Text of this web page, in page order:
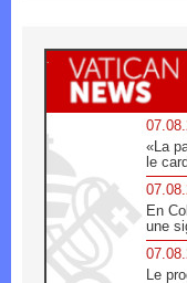
«La
le
En
une
Le